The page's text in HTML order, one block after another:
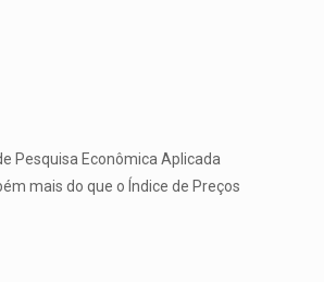
Pesquisa Econômica Aplicada
mais do que o Índice de Preços